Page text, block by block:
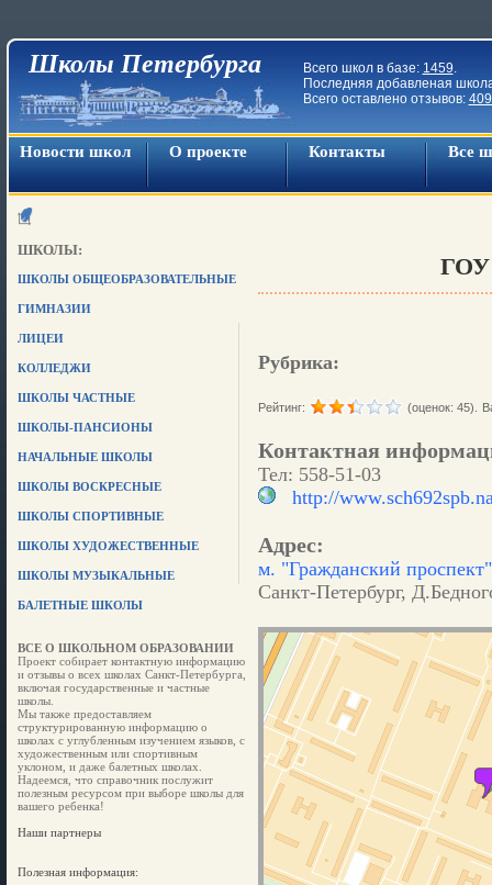
Школы Петербурга Всего школ в базе: 1459.
Последняя добавленая
Всего оставлено отзывов:
Новости школ О проекте Контакты Все
ШКОЛЫ:
ШКОЛЫ ОБЩЕОБРАЗОВАТЕЛЬНЫЕ
ГИМНАЗИИ
ЛИЦЕИ
КОЛЛЕДЖИ
ШКОЛЫ ЧАСТНЫЕ
ШКОЛЫ-ПАНСИОНЫ
НАЧАЛЬНЫЕ ШКОЛЫ
ШКОЛЫ ВОСКРЕСНЫЕ
ШКОЛЫ СПОРТИВНЫЕ
ШКОЛЫ ХУДОЖЕСТВЕННЫЕ
ШКОЛЫ МУЗЫКАЛЬНЫЕ
БАЛЕТНЫЕ ШКОЛЫ
ВСЕ О ШКОЛЬНОМ ОБРАЗОВАНИИ
Проект собирает контактную информацию
и отзывы о всех школах Санкт-Петербурга,
включая государственные и частные
школы.
Мы также предоставляем
структурированную информацию о
школах с углубленным изучением языков, с
художественным или спортивным
уклоном, и даже балетных школах.
Надеемся, что справочник послужит
полезным ресурсом при выборе школы для
вашего ребенка!
Наши партнеры
Полезная информация:
Рубрика:
Рейтинг: (оценок: 45).
Контактная
Тел: 558-51-03
http://
Адрес:
м. "Гражданский проспект"
Санкт-Петербург,